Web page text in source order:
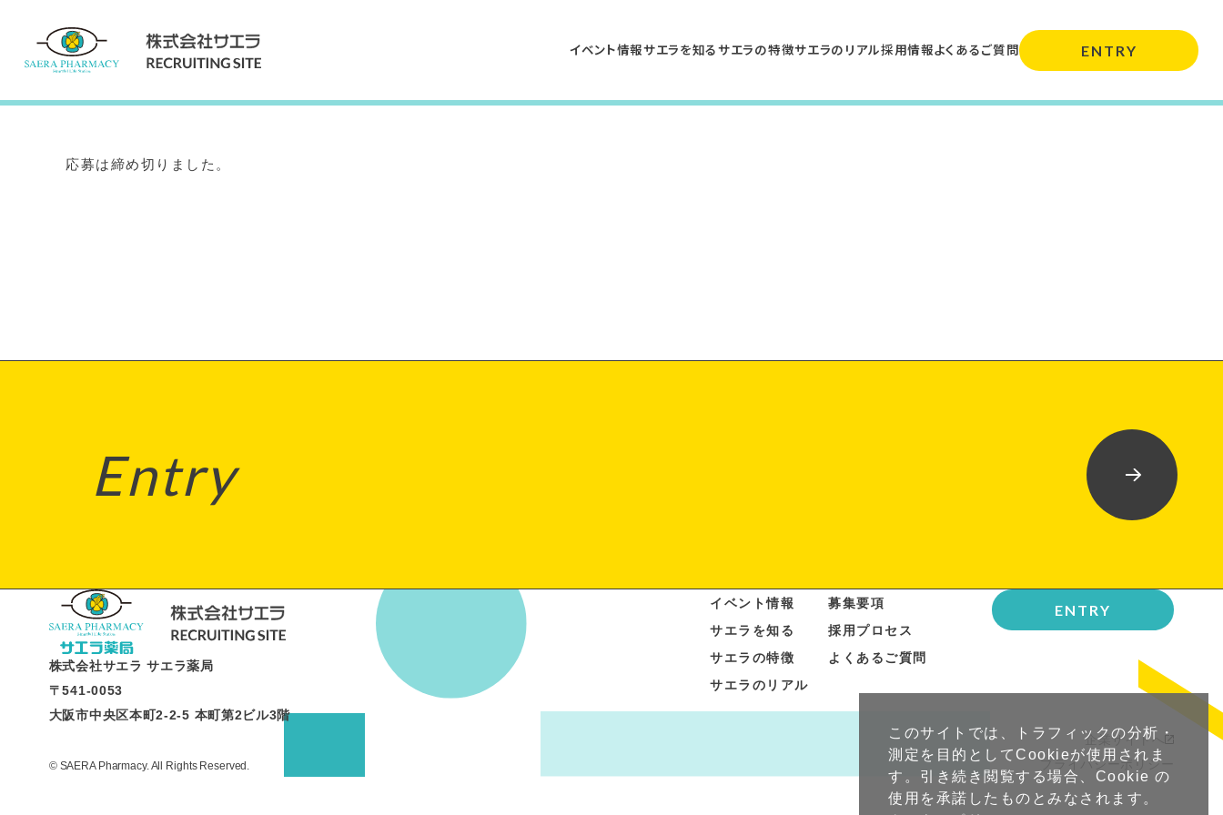
イベント情報サエラを知るサエラの特徴サエラのリアル採用情報よくあるご質問 ENTRY
Internship
応募は締め切りました。
Entry
株式会社サエラ サエラ薬局
〒541-0053
大阪市中央区本町2-2-5 本町第2ビル3階
イベント情報
サエラを知る
サエラの特徴
サエラのリアル
募集要項
採用プロセス
よくあるご質問
ENTRY
© SAERA Pharmacy. All Rights Reserved.
企業サイトへ
プライバシーポリシー
このサイトでは、トラフィックの分析・
測定を目的としてCookieが使用されま
す。引き続き閲覧する場合、Cookie の
使用を承諾したものとみなされます。